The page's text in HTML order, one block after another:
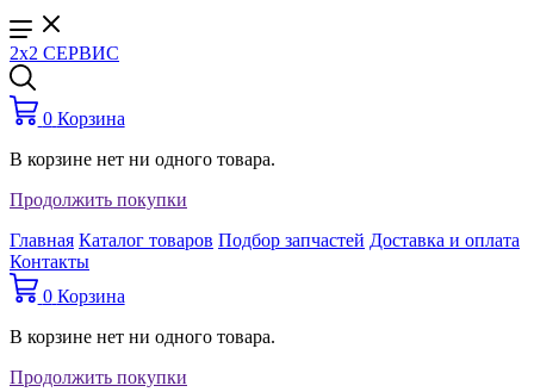
2x2 СЕРВИС
0 Корзина
В корзине нет ни одного товара.
Продолжить покупки
Главная Каталог товаров Подбор запчастей Доставка и оплата
Контакты
0 Корзина
В корзине нет ни одного товара.
Продолжить покупки